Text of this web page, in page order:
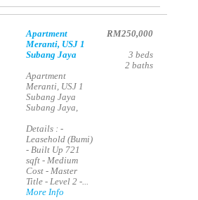
Apartment
Meranti, USJ 1
Subang Jaya
Apartment
Meranti, USJ 1
Subang Jaya
Subang Jaya,
Details : -
Leasehold (Bumi)
- Built Up 721
sqft - Medium
Cost - Master
Title - Level 2 -...
More Info
RM250,000
3 beds
2 baths